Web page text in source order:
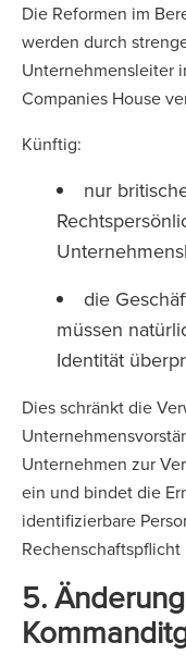
Die Reformen im
werden durch
Unternehmensleiter
Companies House
Künftig:
nur
die
müssen
Identität
Dies schränkt die
Unternehmen zur
ein und bindet die
identifizierbare
5.